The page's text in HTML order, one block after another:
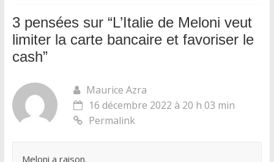
3 pensées sur “L’Italie de Meloni veut
limiter la carte bancaire et favoriser le
cash”
Maurice Azra
16 décembre 2022 à 20 h 03 min
Permalink
Meloni a raison.